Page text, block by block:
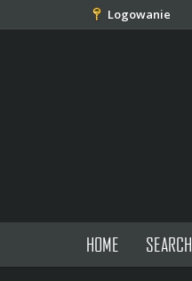
Logowanie
HOME SEARCH